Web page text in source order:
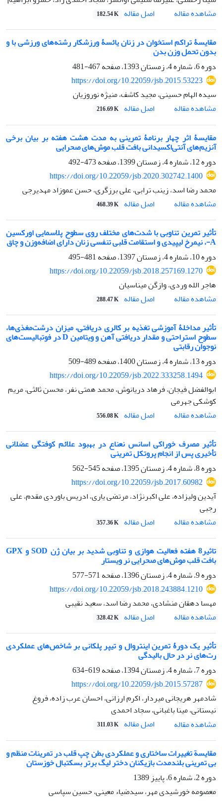
مشاهده مقاله
اصل مقاله 182.54 K
مقایسۀ تراکم استخوان در زنان یائسۀ ورزشکار رشته‌های ورزشی با و
بدون تحمل وزن بدن
دوره 6، شماره 4، زمستان 1393، صفحه
467-481
https://doi.org/10.22059/jsb.2015.53223
سیده الهام حسینی، مجید کاشف، منیژه نوروزیان
مشاهده مقاله
اصل مقاله 216.69 K
مقایسۀ اثر چهار برنامۀ تمرینی به مدت هشت هفته بر بیان برخی
آنزیم‌های آنتی‌اکسیدانی بافت قلب موش‌های صحرایی
دوره 12، شماره 4، زمستان 1399، صفحه
473-492
https://doi.org/10.22059/jsb.2020.302742.1400
محمد رضا اسد، زینب ترابی، علی برزگری، حسن عموزاد مهدیرجی
مشاهده مقاله
اصل مقاله 468.39 K
تأثیر تمرین تناوبی با شدت‌های مختلف روی سطوح پلاسمایی اورکسین
A-، نیمرخ لیپیدی و استقامت قلبی تنفسی زنان دارای اضافه‌وزن و چاق
دوره 10، شماره 4، زمستان 1397، صفحه
481-495
https://doi.org/10.22059/jsb.2018.257169.1270
هاجر الله وردی، وازگن میناسیان
مشاهده مقاله
اصل مقاله 288.47 K
تأثیر مداخلۀ آموزشی تغذیه بر کالری دریافتی، میزان درشت‌‌مغذی‌ها،
سطوح استراحتی و مقدار دریافتی آهن و ویتامین D در فوتبالیست‌های
نوجوان رقابتی
دوره 13، شماره 4، زمستان 1400، صفحه
489-509
https://doi.org/10.22059/jsb.2022.333258.1494
ابوالفضل فیجان، فرهاد دریانوش، محمد همتی نفر، محسن ثالثی، مریم
کوشکی جهرمی
مشاهده مقاله
اصل مقاله 556.08 K
تأثیر مصرف خوراکی اسانس نعناع در بهبود علائم کوفتگی عضلانی
تأخیری پس از انجام پروتکل تمرینی
دوره 8، شماره 4، زمستان 1395، صفحه
545-562
https://doi.org/10.22059/jsb.2017.60982
آیدین ولیزاده، علی اکبرنژاد، مرتضی یاری، ادریس باوردی مقدم، علی
رجبی
مشاهده مقاله
اصل مقاله 357.36 K
تاثیر8 هفته فعالیت هوازی و تناوبی شدید بر بیان ژن SOD و GPX
بافت قلب موش‌های صحرایی نر ویستار
دوره 9، شماره 4، زمستان 1396، صفحه
571-577
https://doi.org/10.22059/jsb.2018.243884.1210
مهسا دهقان منشادی، محمد رضا اسد، سعید نقیبی
مشاهده مقاله
اصل مقاله 328.42 K
تأثیر یک دورۀ تمرین اینتروال و تیپر پلکانی بر شاخص‌های عملکردی
رت‌های نر در حال بالیدگی
دوره 7، شماره 4، زمستان 1394، صفحه
619-634
https://doi.org/10.22059/jsb.2015.57287
شادمهر هریجانی میردار، اکرم ارزانی، احسان عرب زاده، فروغ
نیستانی، مینا باغبانی، سجاد احمدی
مشاهده مقاله
اصل مقاله 311.03 K
مقایسة تغییرات ساختاری و عملکردی بطن چپ قلب در تمرینات منظم و
بی تمرینی بلندمدت بازیکنان دختر لیگ برتر بسکتبال خوزستان
دوره 2، شماره 6، پاییز 1389
معصومه خورشیدی مهر، سیدضیاء معینی، حسین سپاسی